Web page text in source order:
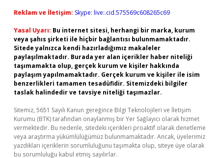
Reklam ve İletişim: Skype: live:.cid.575569c608265c69
Yasal Uyarı: Bu internet sitesi, herhangi bir marka, kurum
veya şahıs şirketi ile hiçbir bağlantısı bulunmamaktadır.
Sitede yalnızca kendi hazırladığımız makaleler
paylaşılmaktadır. Burada yer alan içerikler haber niteliği
taşımamakta olup, gerçek kurum ve kişiler hakkında
paylaşım yapılmamaktadır. Gerçek kurum ve kişiler ile isim
benzerlikleri tamamen tesadüfidir. Sitemizdeki bilgiler
taslak halindedir ve tavsiye niteliği taşımazlar.
Sitemiz, 5651 Sayılı Kanun gereğince Bilgi Teknolojileri ve İletişim
Kurumu (BTK) tarafından onaylanmış bir Yer Sağlayıcı olarak hizmet
vermektedir. Bu nedenle, sitedeki içerikleri proaktif olarak denetleme
veya araştırma yükümlülüğümüz bulunmamaktadır. Ancak, üyelerimiz
yazdıkları içeriklerin sorumluluğunu taşımakta olup, siteye üye olarak
bu sorumluluğu kabul etmiş sayılırlar.